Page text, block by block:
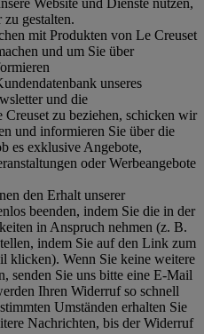
zu gestalten.
mit Produkten von Le Creuset
und um Sie über
unseres
und die
zu beziehen, schicken wir
und informieren Sie über die
es exklusive Angebote,
oder Werbeangebote
den Erhalt unserer
beenden, indem Sie die in der
in Anspruch nehmen (z. B.
indem Sie auf den Link zum
klicken). Wenn Sie keine weitere
senden Sie uns bitte eine E-Mail
Ihren Widerruf so schnell
Umständen erhalten Sie
Nachrichten, bis der Widerruf